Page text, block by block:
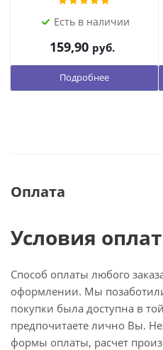
Есть в наличии
159,90 руб.
Подробнее
Оплата
Условия
Способ оплаты любого
оформлении. Мы
покупки была доступна в
предпочитаете лично Вы.
формы оплаты, расчет